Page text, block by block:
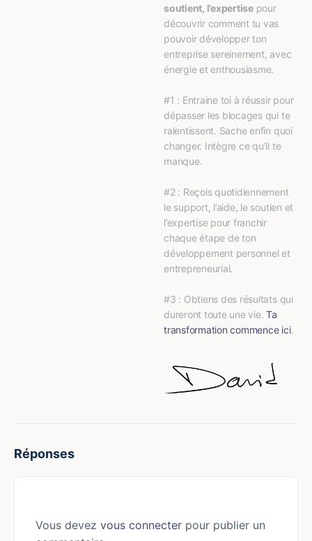
soutient, l’expertise pour
découvrir comment tu vas
pouvoir développer ton
entreprise sereinement, avec
énergie et enthousiasme.
#1 : Entraine toi à réussir pour
dépasser les blocages qui te
ralentissent. Sache enfin quoi
changer. Intègre ce qu’il te
manque.
#2 : Reçois quotidiennement
le support, l’aide, le soutien et
l’expertise pour franchir
chaque étape de ton
développement personnel et
entrepreneurial.
#3 : Obtiens des résultats qui
dureront toute une vie. Ta
transformation commence ici.
Réponses
Vous devez vous connecter pour publier un